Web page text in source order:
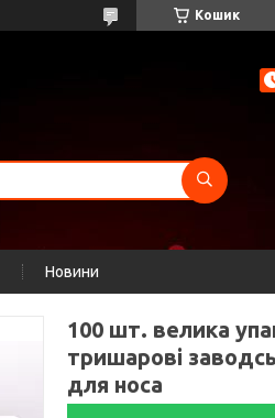
Кошик
Новини
100 шт. велика
тришарові
для носа